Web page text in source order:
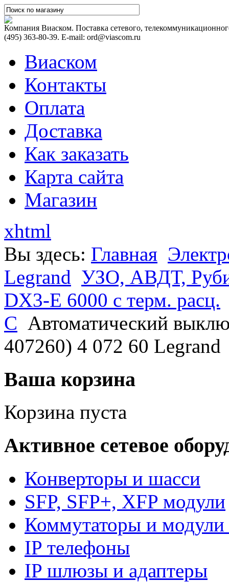
Компания Виаском. Поставка сетевого,
(495) 363-80-39. E-mail: ord@viascom.ru
Виаском
Контакты
Оплата
Доставка
Как заказать
Карта сайта
Магазин
xhtml
Вы здесь: Главная
Legrand УЗО, АВДТ,
DX3-E 6000 с терм. расц.
С Автоматический
407260) 4 072 60 Legrand
Ваша корзина
Корзина пуста
Активное сетевое
Конверторы и шасси
SFP, SFP+, XFP модули
Коммутаторы и модули
IP телефоны
IP шлюзы и адаптеры